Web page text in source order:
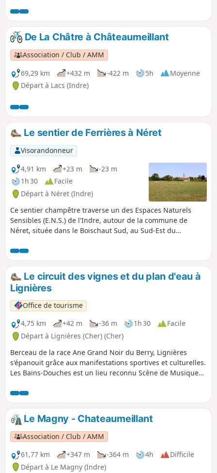
balade permet de découvrir ses environs, sa
halle et son étang.
De La Châtre à Châteaumeillant
Association / Club / AMM
69,29 km
+432 m -422 m 5h
Moyenne
Départ à Lacs (Indre)
Le sentier de Ferrières à Néret
Visorandonneur
4,91 km
+23 m
-23 m
1h 30
Facile
Départ à Néret (Indre)
Ce sentier champêtre traverse un des Espaces Naturels
Sensibles (E.N.S.) de l'Indre, autour de la commune de
Néret, située dans le Boischaut Sud, au Sud-Est du
petit vignoble fait d'ailleurs partie de l'appellation
Châteaumeillant. Fontaine et lavoirs montrent également
l'importance de l'eau dans cette région. Situé à 348 m
d'altitude, le bourg est ainsi sur un point haut, à l'exacte
ligne de partage des eaux. Possibilité de coupler avec la
randonnée "De Champillet à Néret" (10 km) (voir
informations pratiques).
Le circuit des vignes et du plan d'eau à
Lignières
Office de tourisme
4,75 km
+42 m -36 m 1h 30
Facile
Départ à Lignières (Cher) (Cher)
Berceau de la race Ane Grand Noir du Berry, Lignières
s'épanouit grâce aux manifestations sportives et culturelles.
Les Bains-Douches est un lieu reconnu Scène de Musiques
juin. La Foire aux Ânes, le lundi de Pentecôte est le rendez-
vous des amoureux des grandes oreilles. Un circuit de la
ville de Lignières vous permettra d'en découvrir davantage
sur ce carrefour d'échanges commerciaux.
Le Magny - Chateaumeillant
Association / Club / AMM
61,77 km
+347 m -364 m 4h
Difficile
Départ à Le Magny (Indre)